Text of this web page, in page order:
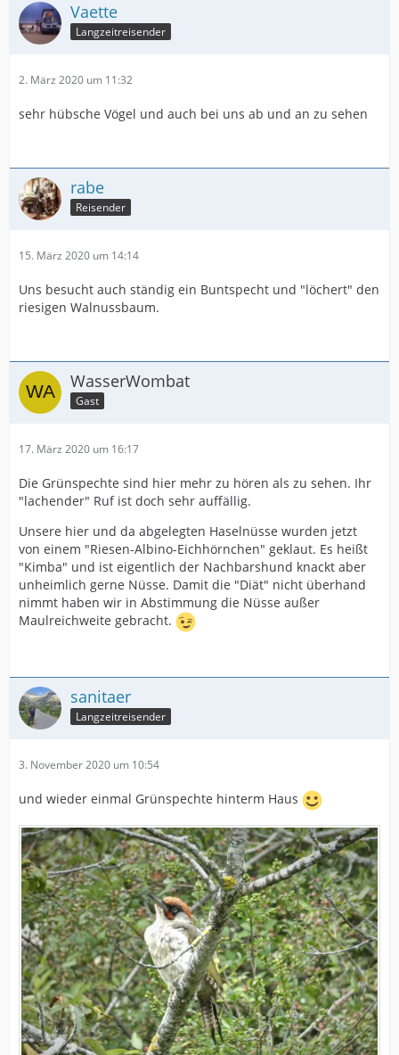
Vaette
Langzeitreisender
2. März 2020 um 11:32
sehr hübsche Vögel und auch bei uns ab und an zu sehen
rabe
Reisender
15. März 2020 um 14:14
Uns besucht auch ständig ein Buntspecht und "löchert" den
riesigen Walnussbaum.
WasserWombat
Gast
17. März 2020 um 16:17
Die Grünspechte sind hier mehr zu hören als zu sehen. Ihr
"lachender" Ruf ist doch sehr auffällig.
Unsere hier und da abgelegten Haselnüsse wurden jetzt
von einem "Riesen-Albino-Eichhörnchen" geklaut. Es heißt
"Kimba" und ist eigentlich der Nachbarshund knackt aber
unheimlich gerne Nüsse. Damit die "Diät" nicht überhand
nimmt haben wir in Abstimmung die Nüsse außer
Maulreichweite gebracht.
sanitaer
Langzeitreisender
3. November 2020 um 10:54
und wieder einmal Grünspechte hinterm Haus